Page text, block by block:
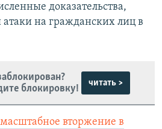
доказательства,
атаки на гражданских лиц в
блокировку!
читать >
вторжение в